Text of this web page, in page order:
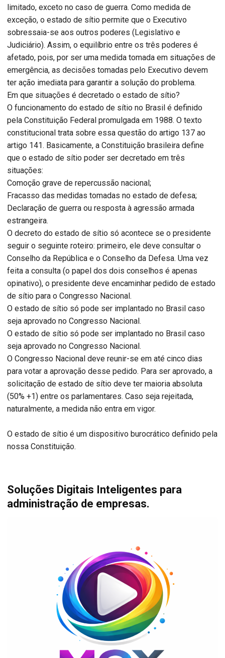
limitado, exceto no caso de guerra. Como medida de
exceção, o estado de sítio permite que o Executivo
sobressaia-se aos outros poderes (Legislativo e
Judiciário). Assim, o equilíbrio entre os três poderes é
afetado, pois, por ser uma medida tomada em situações de
emergência, as decisões tomadas pelo Executivo devem
ter ação imediata para garantir a solução do problema.
Em que situações é decretado o estado de sítio?
O funcionamento do estado de sítio no Brasil é definido
pela Constituição Federal promulgada em 1988. O texto
constitucional trata sobre essa questão do artigo 137 ao
artigo 141. Basicamente, a Constituição brasileira define
que o estado de sítio poder ser decretado em três
situações:
Comoção grave de repercussão nacional;
Fracasso das medidas tomadas no estado de defesa;
Declaração de guerra ou resposta à agressão armada
estrangeira.
O decreto do estado de sítio só acontece se o presidente
seguir o seguinte roteiro: primeiro, ele deve consultar o
Conselho da República e o Conselho da Defesa. Uma vez
feita a consulta (o papel dos dois conselhos é apenas
opinativo), o presidente deve encaminhar pedido de estado
de sítio para o Congresso Nacional.
O estado de sítio só pode ser implantado no Brasil caso
seja aprovado no Congresso Nacional.
O estado de sítio só pode ser implantado no Brasil caso
seja aprovado no Congresso Nacional.
O Congresso Nacional deve reunir-se em até cinco dias
para votar a aprovação desse pedido. Para ser aprovado, a
solicitação de estado de sítio deve ter maioria absoluta
(50% +1) entre os parlamentares. Caso seja rejeitada,
naturalmente, a medida não entra em vigor.
O estado de sítio é um dispositivo burocrático definido pela
nossa Constituição.
Soluções Digitais Inteligentes para
administração de empresas.